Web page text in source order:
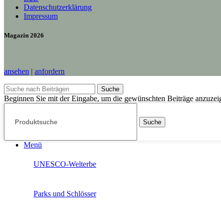
Datenschutzerklärung
Impressum
Magazin 2026
ansehen | anfordern
Suche
Beginnen Sie mit der Eingabe, um die gewünschten Beiträge
Suche
Menü
UNESCO-Welterbe
Parks und Schlösser